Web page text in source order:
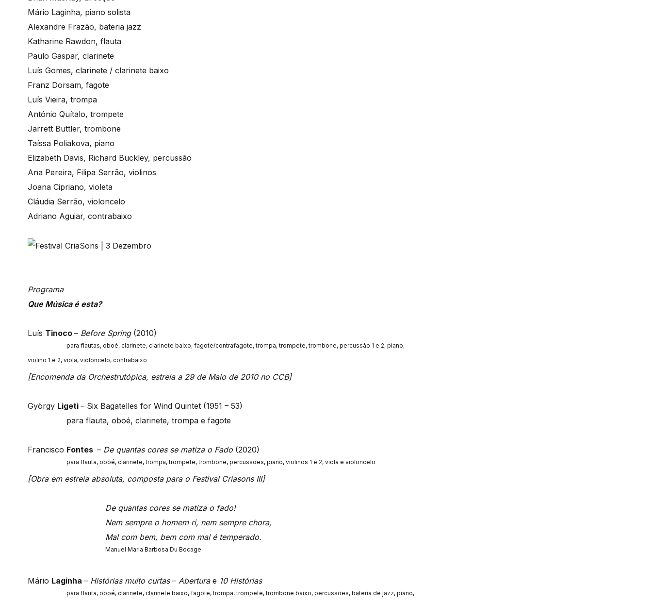
Mário Laginha, piano solista
Alexandre Frazão, bateria jazz
Katharine Rawdon, flauta
Paulo Gaspar, clarinete
Luís Gomes, clarinete / clarinete baixo
Franz Dorsam, fagote
Luís Vieira, trompa
António Quítalo, trompete
Jarrett Buttler, trombone
Taíssa Poliakova, piano
Elizabeth Davis, Richard Buckley, percussão
Ana Pereira, Filipa Serrão, violinos
Joana Cipriano, violeta
Cláudia Serrão, violoncelo
Adriano Aguiar, contrabaixo
Programa
Que Música é esta?
Luís Tinoco – Before Spring(2010)
para flautas, oboé, clarinete, clarinete baixo, fagote/contrafagote, trompa, trompete, trombone, percussão 1 e 2, piano,
violino 1 e 2, viola, violoncelo, contrabaixo
[Encomenda da Orchestrutópica, estreia a 29 de Maio de 2010 no CCB]
György Ligeti – Six Bagatelles for Wind Quintet (1951 – 53)
para flauta, oboé, clarinete, trompa e fagote
Francisco Fontes – De quantas cores se matiza o Fado (2020)
para flauta, oboé, clarinete, trompa, trompete, trombone, percussões, piano, violinos 1 e 2, viola e violoncelo
[Obra em estreia absoluta, composta para o Festival Criasons III]
De quantas cores se matiza o fado!
Nem sempre o homem ri, nem sempre chora,
Mal com bem, bem com mal é temperado.
Manuel Maria Barbosa Du Bocage
Mário Laginha – Histórias muito curtas– Abertura e 10 Histórias
para flauta, oboé, clarinete, clarinete baixo, fagote, trompa, trompete, trombone baixo, percussões, bateria de jazz, piano,